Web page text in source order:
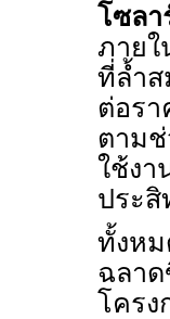
โซลา
ภายใ
ที่ล้ำส
ต่อรา
ตาม
ใช้งา
ประ
ทั้งห
ฉลา
โครง